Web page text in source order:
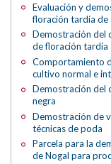
Evaluación y
floración tardía de
Demostración del
de floración
Comportamiento
cultivo normal e
Demostración del
negra
Demostración de
técnicas de poda
Parcela para la
de Nogal para